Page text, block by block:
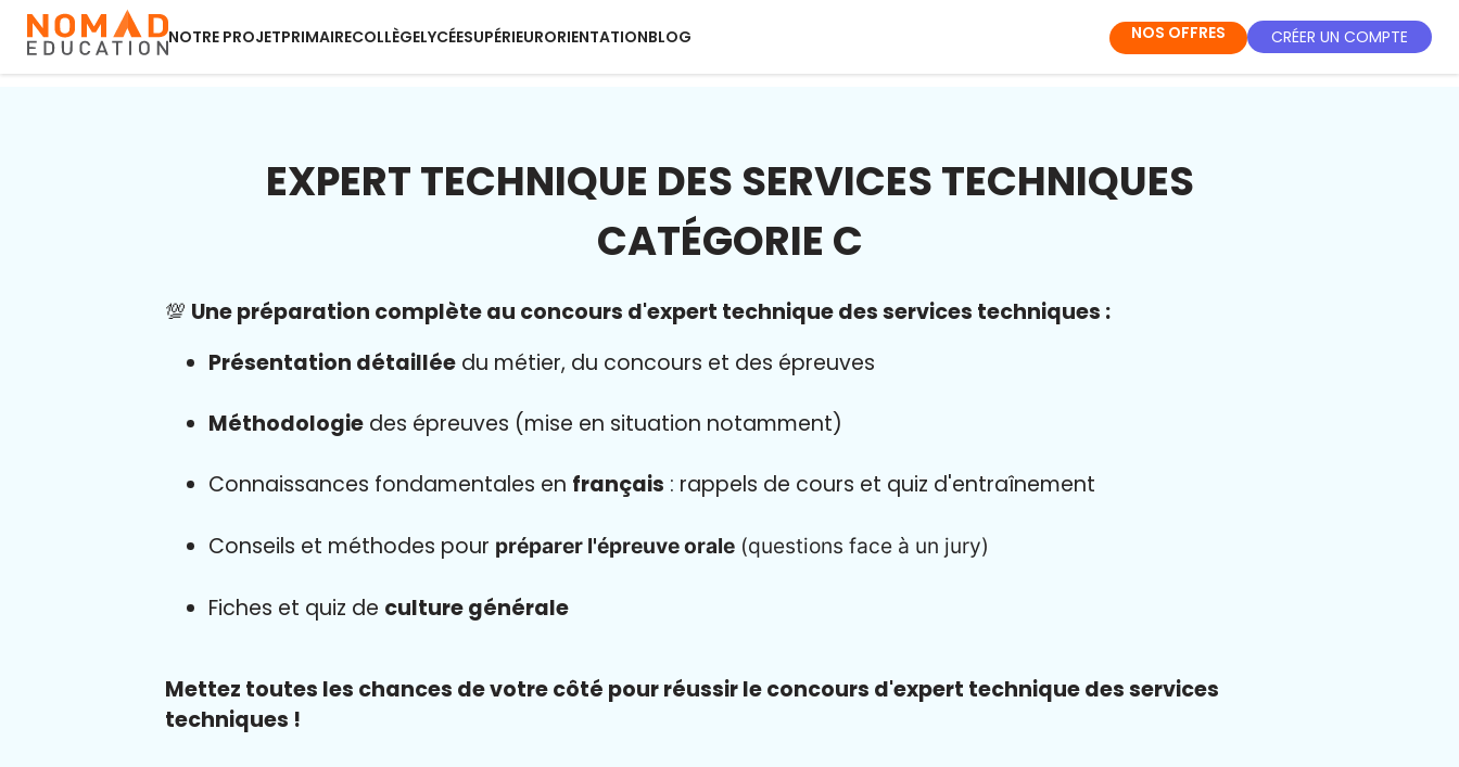
NOTRE PROJETPRIMAIRECOLLÈGELYCÉESUPÉRIEURORIENTATIONBLOG NOS OFFRES CRÉER UN COMPTE
EXPERT TECHNIQUE DES SERVICES TECHNIQUES
CATÉGORIE C
💯 Une préparation complète au concours d'expert technique des services techniques :
Présentation détaillée du métier, du concours et des épreuves
Méthodologie des épreuves (mise en situation notamment)
Connaissances fondamentales en français : rappels de cours et quiz d'entraînement
Conseils et méthodes pour préparer l'épreuve orale (questions face à un jury)
Fiches et quiz de culture générale
Mettez toutes les chances de votre côté pour réussir le concours d'expert technique des services
techniques !